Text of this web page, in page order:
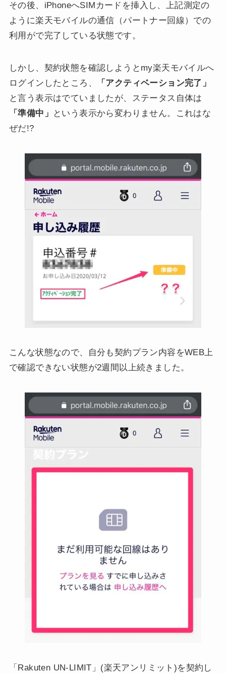
その後、iPhoneへSIMカードを挿入し、上記測定の
ように楽天モバイルの通信（パートナー回線）での
利用がで完了している状態です。
しかし、契約状態を確認しようとmy楽天モバイルへ
ログインしたところ、
「アクティベーション完了」
と言う表示はでていましたが、ステータス自体は
「準備中」
という表示から変わりません。これはな
ぜだ!?
こんな状態なので、自分も契約プラン内容をWEB上
で確認できない状態が2週間以上続きました。
「Rakuten UN-LIMIT」(楽天アンリミット)を契約し